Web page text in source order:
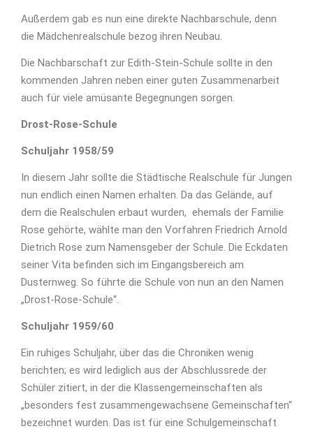
Außerdem gab es nun eine direkte Nachbarschule, denn
die Mädchenrealschule bezog ihren Neubau.
Die Nachbarschaft zur Edith-Stein-Schule sollte in den
kommenden Jahren neben einer guten Zusammenarbeit
auch für viele amüsante Begegnungen sorgen.
Drost-Rose-Schule
Schuljahr 1958/59
In diesem Jahr sollte die Städtische Realschule für Jungen
nun endlich einen Namen erhalten. Da das Gelände, auf
dem die Realschulen erbaut wurden, ehemals der Familie
Rose gehörte, wählte man den Vorfahren Friedrich Arnold
Dietrich Rose zum Namensgeber der Schule. Die Eckdaten
seiner Vita befinden sich im Eingangsbereich am
Dusternweg. So führte die Schule von nun an den Namen
„Drost-Rose-Schule“.
Schuljahr 1959/60
Ein ruhiges Schuljahr, über das die Chroniken wenig
berichten; es wird lediglich aus der Abschlussrede der
Schüler zitiert, in der die Klassengemeinschaften als
„besonders fest zusammengewachsene Gemeinschaften“
bezeichnet wurden. Das ist für eine Schulgemeinschaft